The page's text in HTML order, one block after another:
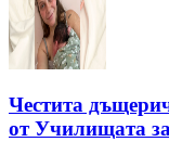
Честита
от Училищата